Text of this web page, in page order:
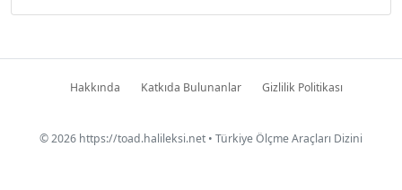
Hakkında Katkıda Bulunanlar Gizlilik Politikası
© 2026 https://toad.halileksi.net • Türkiye Ölçme Araçları Dizini